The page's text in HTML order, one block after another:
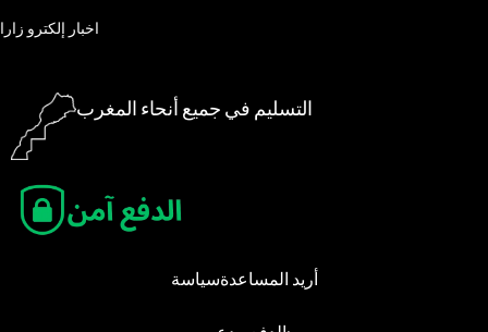
اخبار إلكترو زارا
التسليم في جميع أنحاء المغرب
سياسةأريد المساعدة